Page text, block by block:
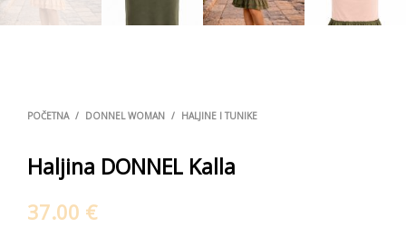
POČETNA / DONNEL WOMAN / HALJINE I TUNIKE
Haljina DONNEL Kalla
37.00 €